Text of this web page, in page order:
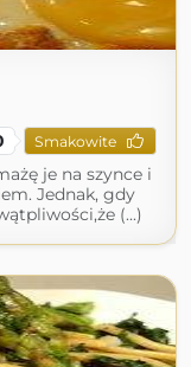
Smakowite
je na szynce i
Jednak, gdy
(...)